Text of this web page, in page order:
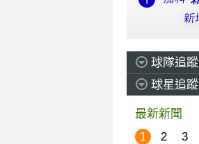
球隊追蹤
球星追蹤
最新新聞
1
2 3